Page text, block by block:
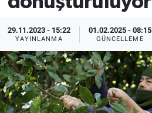
29.11.2023 - 15:22
YAYINLANMA
01.02.2025 - 08:15
GÜNCELLEME
Gündem
Kültür Sanat
Magazin
Politika
Son Dakika Haberleri
Haber Arşivi